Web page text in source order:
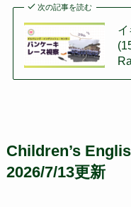
次の記事を読む
Children’s
2026/7/13更新